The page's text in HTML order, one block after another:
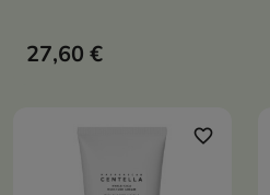
cholesterolem, kwasem
27,60 €
favorite_border